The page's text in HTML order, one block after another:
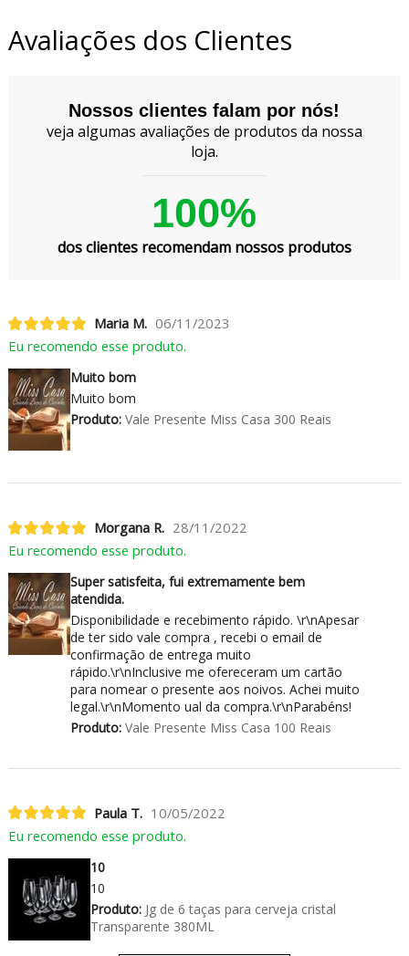
Avaliações dos Clientes
Nossos clientes falam por nós!
veja algumas avaliações de produtos da nossa
loja.
100%
dos clientes recomendam nossos produtos
Maria M. 06/11/2023
Eu recomendo esse produto.
Muito bom
Muito bom
Produto:Vale Presente Miss Casa 300 Reais
Morgana R. 28/11/2022
Eu recomendo esse produto.
Super satisfeita, fui extremamente bem
atendida.
Disponibilidade e recebimento rápido. \r\nApesar
de ter sido vale compra , recebi o email de
confirmação de entrega muito
rápido.\r\nInclusive me ofereceram um cartão
para nomear o presente aos noivos. Achei muito
legal.\r\nMomento ual da compra.\r\nParabéns!
Produto:Vale Presente Miss Casa 100 Reais
Paula T. 10/05/2022
Eu recomendo esse produto.
10
10
Produto:Jg de 6 taças para cerveja cristal
Transparente 380ML